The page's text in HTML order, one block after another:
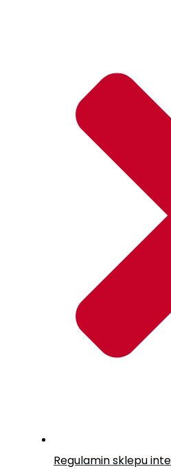
Regulamin sklepu